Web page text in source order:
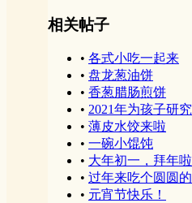
相关帖子
• 各式小吃一起来
• 盘龙葱油饼
• 香葱腊肠煎饼
• 2021年为孩子研
• 薄皮水饺来啦
• 一碗小馄饨
• 大年初一，拜年啦
• 过年来吃个圆圆
• 元宵节快乐！